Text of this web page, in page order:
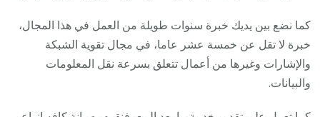
كما نضع بين يديك خبرة سنوات طويلة من العمل في هذا المجال،
خبرة لا تقل عن خمسة عشر عاما، في مجال تقوية الشبكة
والإشارات وغيرها من أعمال تتعلق بسرعة نقل المعلومات
والبيانات.